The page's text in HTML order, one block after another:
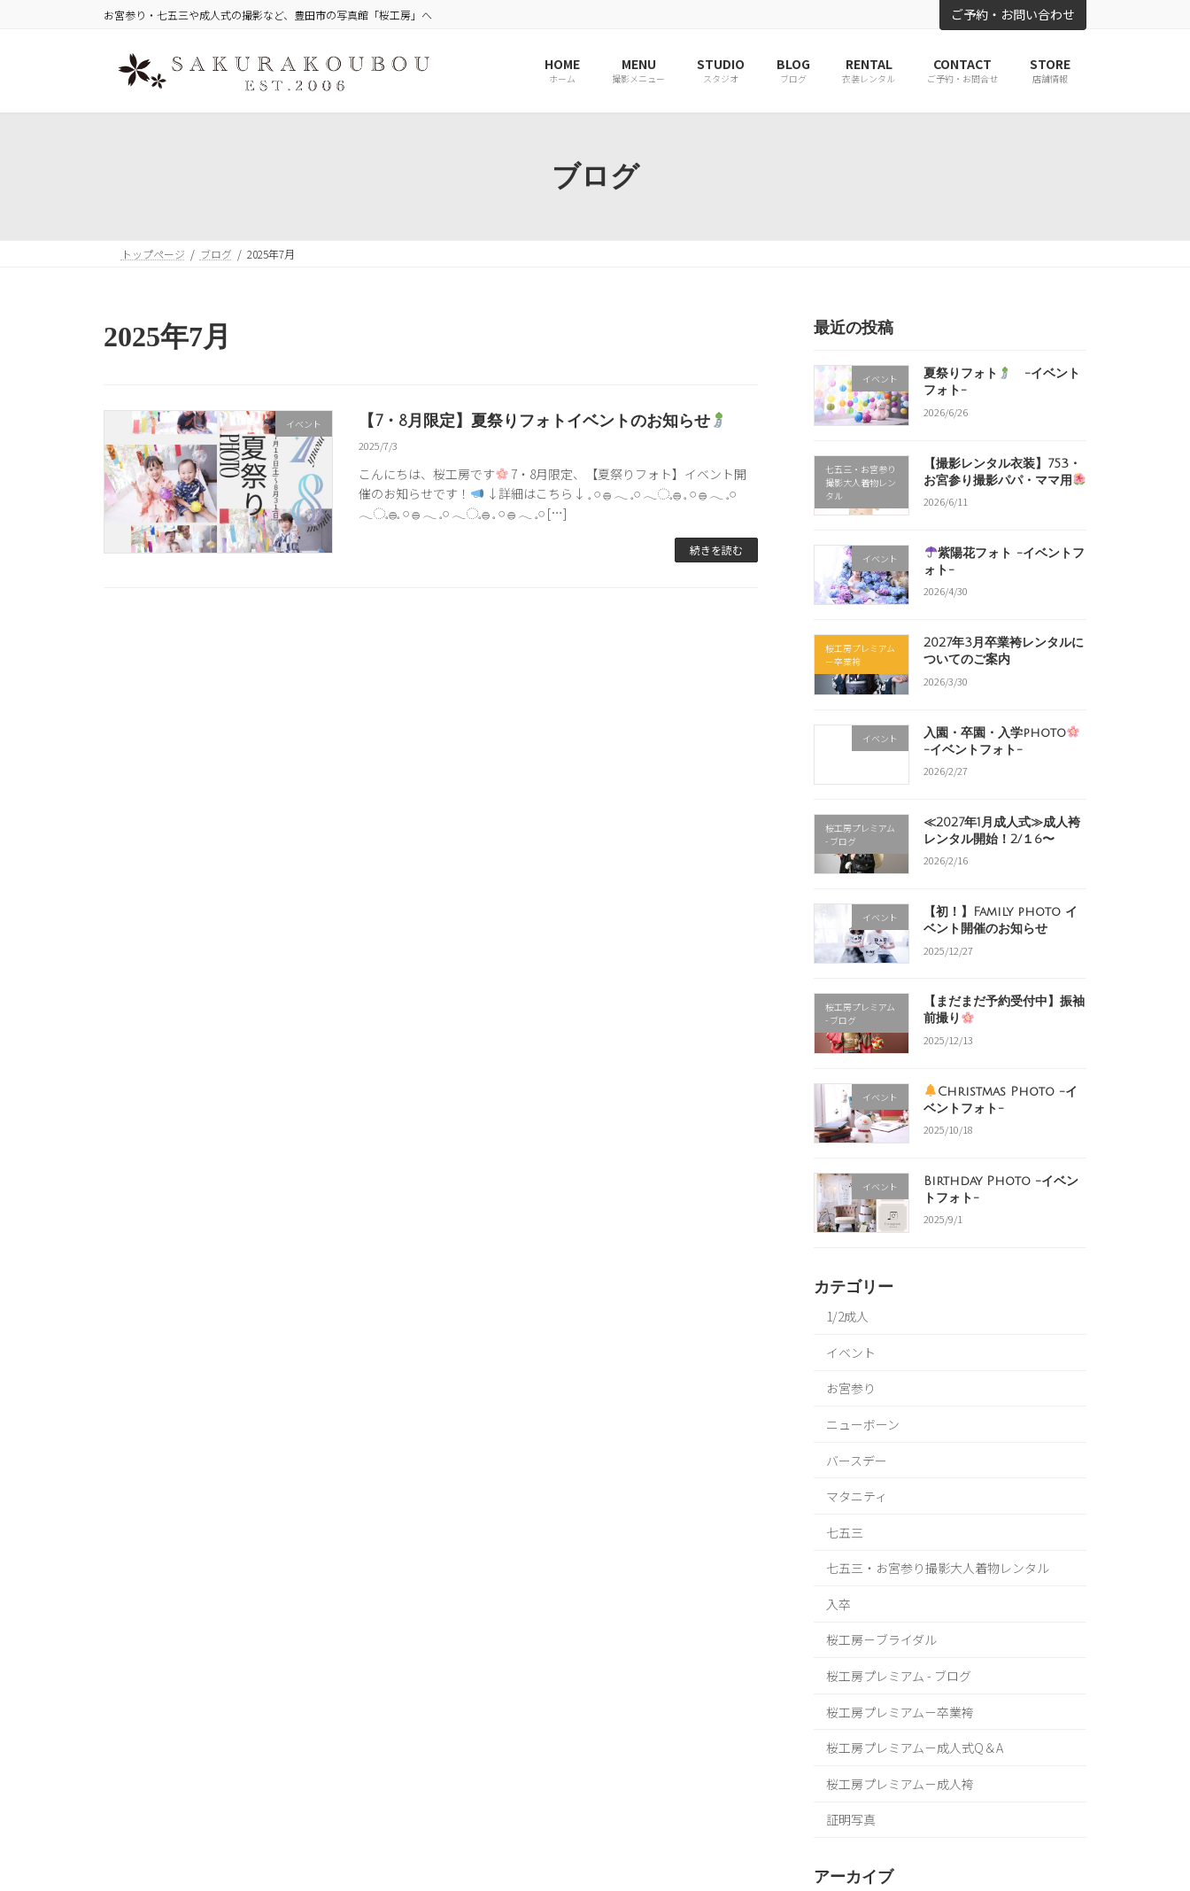
へ
ョ
お宮参り・七五三や成人式の撮影など、豊田市の写真館「桜工房」へ ご予約・お問い合わせ
HOME
ホーム
MENU
撮影メニュー
STUDIO
スタジオ
BLOG
ブログ
RENTAL
衣装レンタル
CONTACT
ご予約・お問合せ
STORE
店舗情報
ブログ
トップページ ブログ 2025年7月
2025年7月
イベント 【7・8月限定】夏祭りフォトイベントのお知らせ
2025/7/3
こんにちは、桜工房です
7・8月限定、【夏祭りフォト】イベント開
催のお知らせです！
↓詳細はこちら↓ 𓈒 𓏸 𓐍 𓂃 𓈒𓏸 𓂃◌𓈒𓐍 𓈒 𓏸 𓐍 𓂃 𓈒𓏸
𓂃◌𓈒𓐍𓈒 𓏸 𓐍 𓂃 𓈒𓏸 𓂃◌𓈒𓐍 𓈒 𓏸 𓐍 𓂃 𓈒𓏸 […]
続きを読む
最近の投稿
イベント 夏祭りフォト
-イベント
フォト-
2026/6/26
七五三・お宮参り
撮影大人着物レン
タル
【撮影レンタル衣装】753・
お宮参り撮影パパ・ママ用
2026/6/11
イベント
紫陽花フォト -イベントフ
ォト-
2026/4/30
桜工房プレミアム
－卒業袴
2027年3月卒業袴レンタルに
ついてのご案内
2026/3/30
イベント
入園・卒園・入学photo
-イベントフォト-
2026/2/27
桜工房プレミアム
- ブログ
≪2027年1月成人式≫成人袴
レンタル開始！2/１6〜
2026/2/16
イベント
【初！】Family photo イ
ベント開催のお知らせ
2025/12/27
桜工房プレミアム
- ブログ
【まだまだ予約受付中】振袖
前撮り
2025/12/13
イベント
Christmas Photo -イ
ベントフォト-
2025/10/18
イベント
Birthday Photo -イベン
トフォト-
2025/9/1
カテゴリー
1/2成人
イベント
お宮参り
ニューボーン
バースデー
マタニティ
七五三
七五三・お宮参り撮影大人着物レンタル
入卒
桜工房－ブライダル
桜工房プレミアム - ブログ
桜工房プレミアム－卒業袴
桜工房プレミアム－成人式Q＆A
桜工房プレミアム－成人袴
証明写真
アーカイブ